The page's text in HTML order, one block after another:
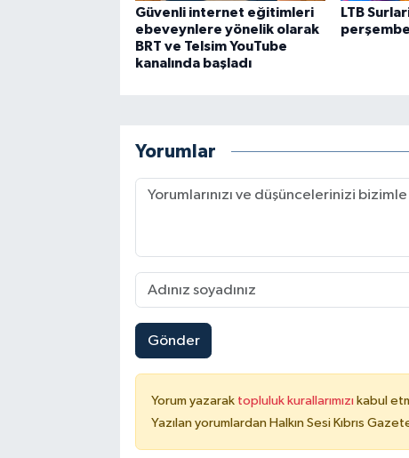
Güvenli internet eğitimleri
ebeveynlere yönelik olarak
BRT ve Telsim YouTube
kanalında başladı
LTB
Yorumlar
Gönder
Yorum yazarak topluluk kurallarımızı kabul
Yazılan yorumlardan Halkın Sesi Kıbrıs